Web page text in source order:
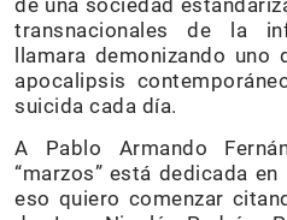
transnacionales de la
llamara demonizando
apocalipsis
suicida cada día.
A Pablo Armando
“marzos” está dedicada
eso quiero comenzar